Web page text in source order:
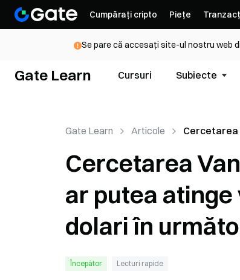
Cumpărați cripto Piețe
Se pare că accesați site-ul nostru web
Gate Learn Cursuri Subiecte
Gate Learn Articole
Cercetarea
atinge
dolari în
Cercetarea
ar putea atinge
dolari în
Începător Lecturi rapide